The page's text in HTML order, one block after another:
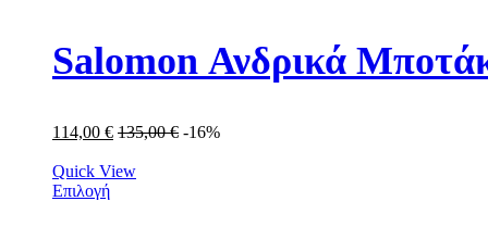
Salomon Ανδρικά
114,00 € 135,00€ -16%
Quick View
Επιλογή